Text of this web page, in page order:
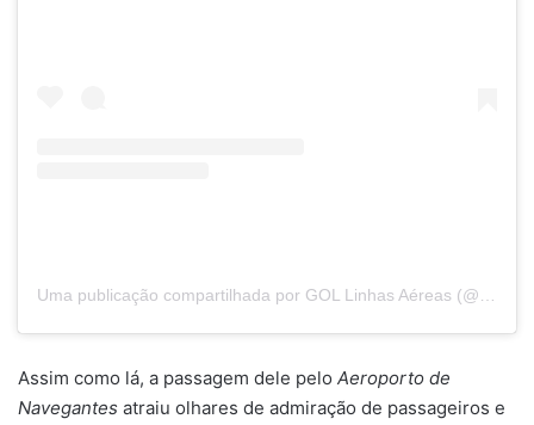
Uma publicação compartilhada por GOL Linhas Aéreas (@voegoloficial)
Assim como lá, a passagem dele pelo Aeroporto de
Navegantes atraiu olhares de admiração de passageiros e